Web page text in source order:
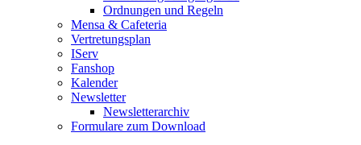
Ordnungen und Regeln
Mensa & Cafeteria
Vertretungsplan
IServ
Fanshop
Kalender
Newsletter
Newsletterarchiv
Formulare zum Download